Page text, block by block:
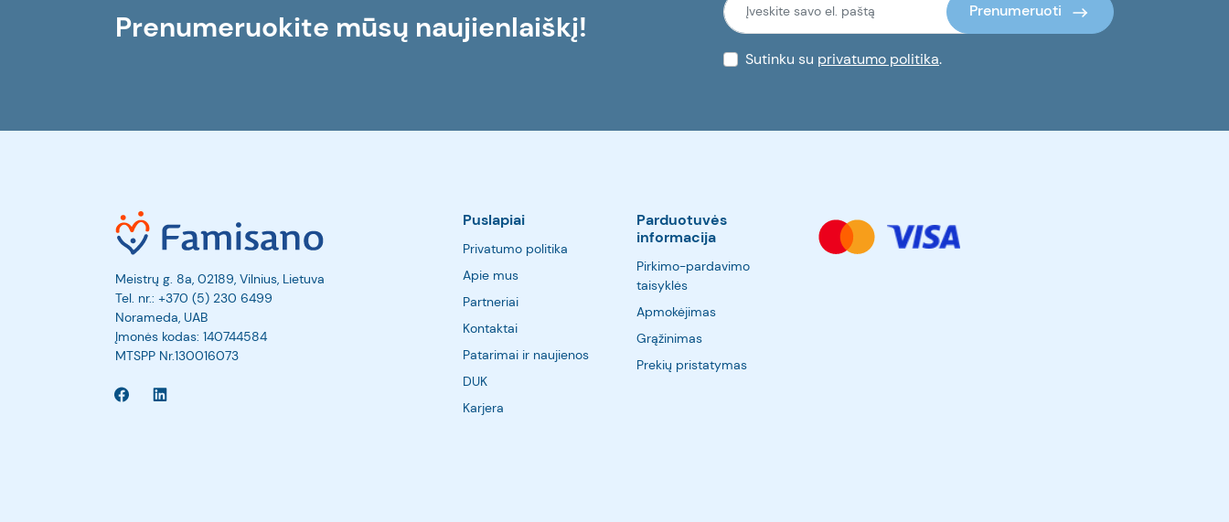
Prenumeruokite mūsų naujienlaiškį! Prenumeruoti
Sutinku su privatumo politika.
Meistrų g. 8a, 02189, Vilnius, Lietuva
Tel. nr.: +370 (5) 230 6499
Norameda, UAB
Įmonės kodas: 140744584
MTSPP Nr.130016073
Puslapiai
Privatumo politika
Apie mus
Partneriai
Kontaktai
Patarimai ir naujienos
DUK
Karjera
Parduotuvės
informacija
Pirkimo-pardavimo
taisyklės
Apmokėjimas
Grąžinimas
Prekių pristatymas